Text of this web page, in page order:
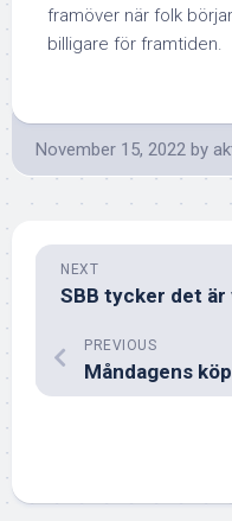
framöver när folk
billigare för framtiden.
November 15, 2022 by
NEXT
SBB tycker det
PREVIOUS
Måndagens